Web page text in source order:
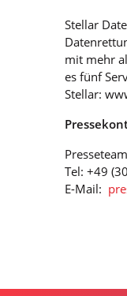
Stellar
mit mehr
es fünf
Stellar:
Tel: +49
E-Mail: